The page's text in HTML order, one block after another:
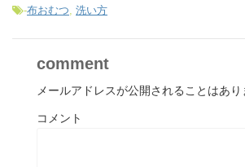
-布おむつ 洗い方
comment
メールアドレスが公開されることはあり
コメント